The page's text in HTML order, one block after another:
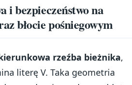
i bezpieczeństwo na
błocie pośniegowym
rzeźba bieżnika,
literę V. Taka geometria